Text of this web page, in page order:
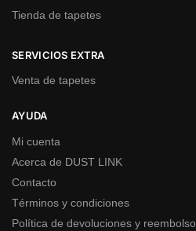
Tienda de tapetes
SERVICIOS EXTRA
Venta de tapetes
AYUDA
Mi cuenta
Acerca de DUST LINK
Contacto
Términos y condiciones
Política de devoluciones y reembolso